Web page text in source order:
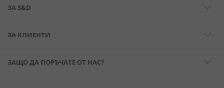
ЗА S&D
ЗА КЛИЕНТИ
ЗАЩО ДА ПОРЪЧАТЕ ОТ НАС?